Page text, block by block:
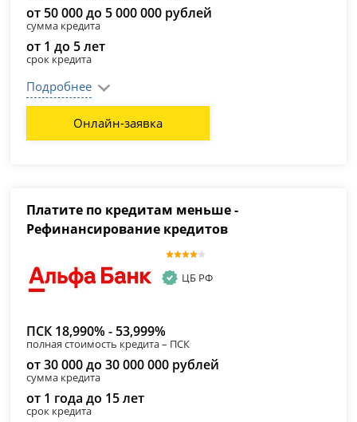
от 50 000 до 5 000 000 рублей
сумма кредита
от 1 до 5 лет
срок кредита
Подробнее
Онлайн-заявка
Платите по кредитам меньше -
Рефинансирование кредитов
ЦБ РФ
ПСК 18,990% - 53,999%
полная стоимость кредита – ПСК
от 30 000 до 30 000 000 рублей
сумма кредита
от 1 года до 15 лет
срок кредита